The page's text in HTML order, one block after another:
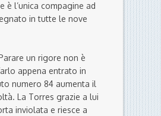
è l’unica compagine ad
in tutte le nove
un rigore non è
appena entrato in
numero 84 aumenta il
La Torres grazie a lui
inviolata e riesce a